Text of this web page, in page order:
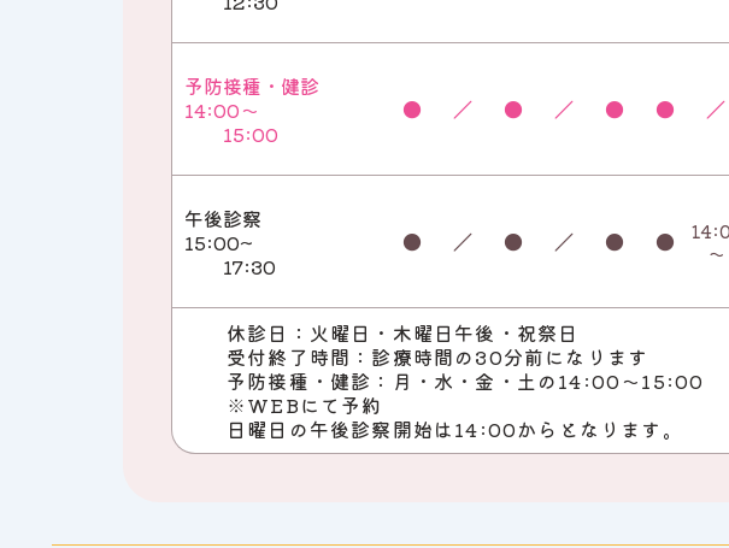
予防接種・健診
14:00～
15:00
● ／ ● ／ ● ● ／
午後診察
15:00~
17:30
● ／ ● ／ ● ●
～
休診日：火曜日・木曜日午後・祝祭日
受付終了時間：診療時間の30分前になります
予防接種・健診：月・水・金・土の14:00～15:00
※WEBにて予約
日曜日の午後診察開始は14:00からとなります。